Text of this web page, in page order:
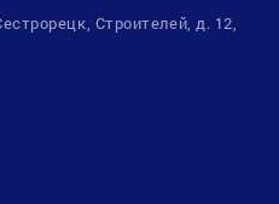
Строителей, д. 12,